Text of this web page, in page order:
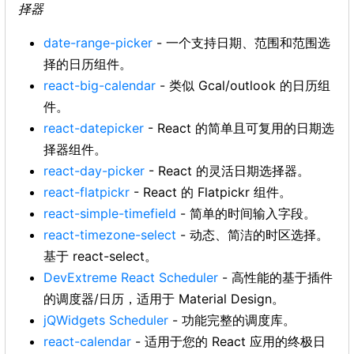
择器
date-range-picker - 一个支持日期、范围和范围选
择的日历组件。
react-big-calendar - 类似 Gcal/outlook 的日历组
件。
react-datepicker - React 的简单且可复用的日期选
择器组件。
react-day-picker - React 的灵活日期选择器。
react-flatpickr - React 的 Flatpickr 组件。
react-simple-timefield - 简单的时间输入字段。
react-timezone-select - 动态、简洁的时区选择。
基于 react-select。
DevExtreme React Scheduler - 高性能的基于插件
的调度器/日历，适用于 Material Design。
jQWidgets Scheduler - 功能完整的调度库。
react-calendar - 适用于您的 React 应用的终极日